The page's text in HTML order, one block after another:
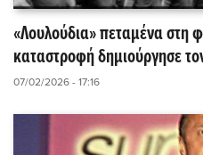
«Λουλούδια» πεταμένα στη
καταστροφή δημιούργησε
07/02/2026 - 17:16